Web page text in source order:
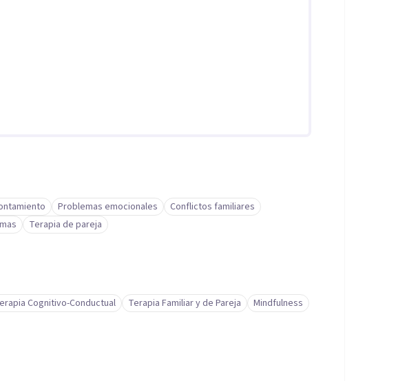
Problemas emocionales
Conflictos familiares
Terapia de pareja
Cognitivo-Conductual Terapia Familiar y de Pareja
Mindfulness